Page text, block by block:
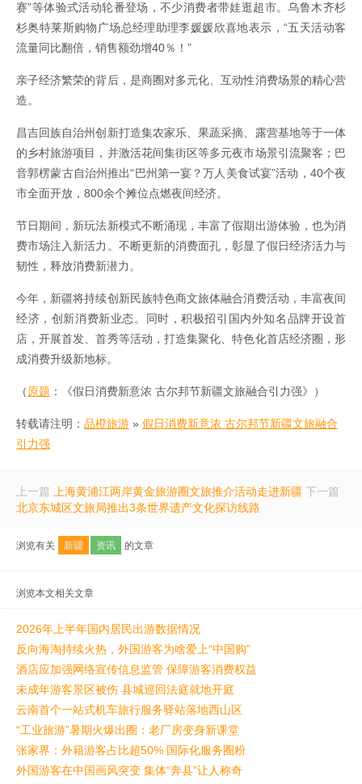
赛”等体验式活动轮番登场，不少消费者带娃逛超市。乌鲁木齐杉
杉奥特莱斯购物广场总经理助理李媛媛欣喜地表示，“五天活动客
流量同比翻倍，销售额劲增40％！”
亲子经济繁荣的背后，是商圈对多元化、互动性消费场景的精心营
造。
昌吉回族自治州创新打造集农家乐、果蔬采摘、露营基地等于一体
的乡村旅游项目，并激活花间集街区等多元夜市场景引流聚客；巴
音郭楞蒙古自治州推出“巴州第一宴？万人美食试宴”活动，40个夜
市全面开放，800余个摊位点燃夜间经济。
节日期间，新玩法新模式不断涌现，丰富了假期出游体验，也为消
费市场注入新活力。不断更新的消费面孔，彰显了假日经济活力与
韧性，释放消费新潜力。
今年，新疆将持续创新民族特色商文旅体融合消费活动，丰富夜间
经济，创新消费新业态。同时，积极招引国内外知名品牌开设首
店，开展首发、首秀等活动，打造集聚化、特色化首店经济圈，形
成消费升级新地标。
（原题 ：《假日消费新意浓 古尔邦节新疆文旅融合引力强》）
转载请注明： 品橙旅游 » 假日消费新意浓 古尔邦节新疆文旅融合
引力强
上一篇 上海黄浦江两岸黄金旅游圈文旅推介活动走进新疆 下一篇
北京东城区文旅局推出3条世界遗产文化探访线路
浏览有关 新疆 资讯 的文章
浏览本文相关文章
2026年上半年国内居民出游数据情况
反向海淘持续火热，外国游客为啥爱上“中国购”
酒店应加强网络宣传信息监管 保障游客消费权益
未成年游客景区被伤 县城巡回法庭就地开庭
云南首个一站式机车旅行服务驿站落地西山区
“工业旅游”暑期火爆出圈：老厂房变身新课堂
张家界：外籍游客占比超50% 国际化服务圈粉
外国游客在中国画风突变 集体“奔县”让人称奇